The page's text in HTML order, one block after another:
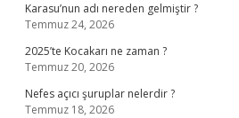
Karasu’nun adı nereden gelmiştir ?
Temmuz 24, 2026
2025’te Kocakarı ne zaman ?
Temmuz 20, 2026
Nefes açıcı şuruplar nelerdir ?
Temmuz 18, 2026